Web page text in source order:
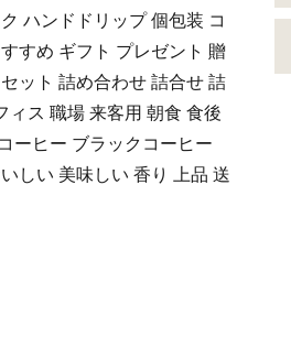
ハンドドリップ 個包装 コ
すめ ギフト プレゼント 贈
ット 詰め合わせ 詰合せ 詰
ィス 職場 来客用 朝食 食後
ーヒー ブラックコーヒー
しい 美味しい 香り 上品 送